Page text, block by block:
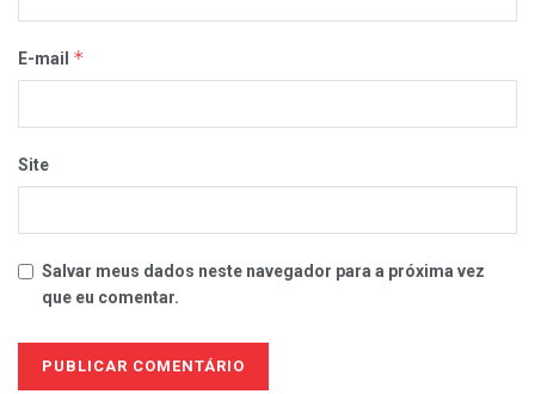
E-mail *
Site
Salvar meus dados neste navegador para a próxima vez
que eu comentar.